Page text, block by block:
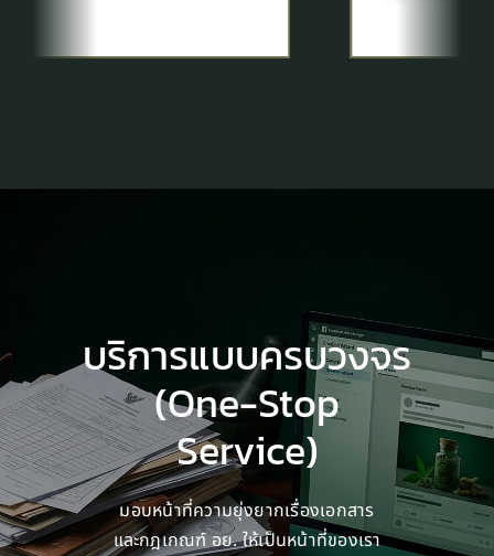
บริการแบบครบวงจร
(One-Stop
Service)
มอบหน้าที่ความยุ่งยากเรื่องเอกสาร
และกฎเกณฑ์ อย. ให้เป็นหน้าที่ของเรา